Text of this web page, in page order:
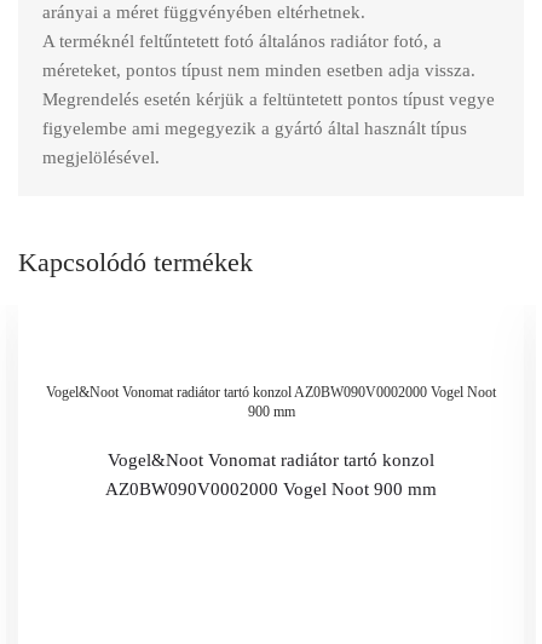
arányai a méret függvényében eltérhetnek.
A terméknél feltűntetett fotó általános radiátor fotó, a
méreteket, pontos típust nem minden esetben adja vissza.
Megrendelés esetén kérjük a feltüntetett pontos típust vegye
figyelembe ami megegyezik a gyártó által használt típus
megjelölésével.
Kapcsolódó termékek
Vogel&Noot Vonomat radiátor tartó konzol AZ0BW090V0002000 Vogel Noot
900 mm
Vogel&Noot Vonomat radiátor tartó konzol
AZ0BW090V0002000 Vogel Noot 900 mm